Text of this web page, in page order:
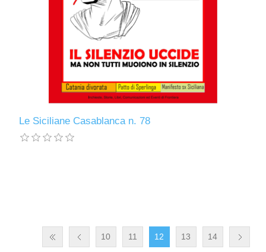
Le Siciliane Casablanca n. 78
10 11 12 13 14